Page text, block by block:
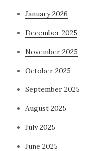
January 2026
December 2025
November 2025
October 2025
September 2025
August 2025
July 2025
June 2025